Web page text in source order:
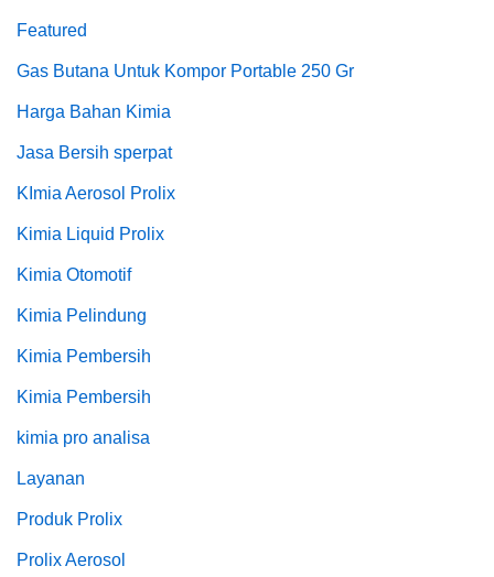
Featured
Gas Butana Untuk Kompor Portable 250 Gr
Harga Bahan Kimia
Jasa Bersih sperpat
KImia Aerosol Prolix
Kimia Liquid Prolix
Kimia Otomotif
Kimia Pelindung
Kimia Pembersih
Kimia Pembersih
kimia pro analisa
Layanan
Produk Prolix
Prolix Aerosol